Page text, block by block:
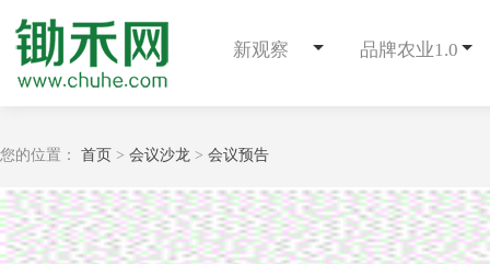
新观察 品牌农业1.0
您的位置： 首页 > 会议沙龙 > 会议预告